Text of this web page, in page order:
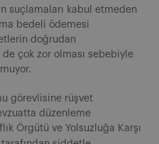
suçlamaları kabul etmeden
bedeli ödemesi
doğrudan
çok zor olması sebebiyle
görevlisine rüşvet
düzenleme
Örgütü ve Yolsuzluğa Karşı